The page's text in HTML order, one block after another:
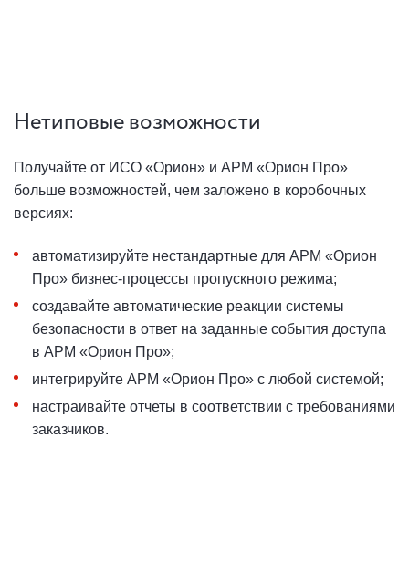
Нетиповые возможности
Получайте от ИСО «Орион» и АРМ «Орион Про»
больше возможностей, чем заложено в коробочных
версиях:
автоматизируйте нестандартные для АРМ «Орион
Про» бизнес-процессы пропускного режима;
создавайте автоматические реакции системы
безопасности в ответ на заданные события доступа
в АРМ «Орион Про»;
интегрируйте АРМ «Орион Про» с любой системой;
настраивайте отчеты в соответствии с требованиями
заказчиков.